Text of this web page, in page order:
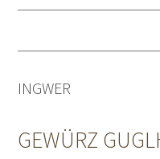
INGWER
GEWÜRZ